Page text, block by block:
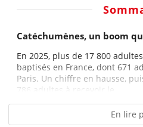
Catéchumènes, un boom
En 2025, plus de 17 800
baptisés en France, dont 671
Paris. Un chiffre en hausse,
786 adultes à recevoir le...
En lire